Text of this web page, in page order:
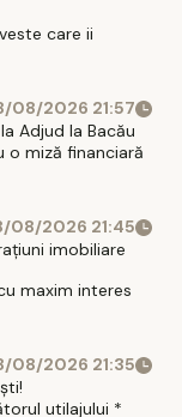
care ii
08/2026 21:57
Adjud la Bacău
o miză financiară
08/2026 21:45
imobiliare
maxim interes
08/2026 21:35
utilajului *